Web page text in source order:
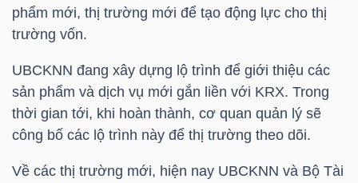
phẩm mới, thị trường mới để tạo động lực cho thị
trường vốn.
UBCKNN đang xây dựng lộ trình để giới thiệu các
sản phẩm và dịch vụ mới gắn liền với KRX. Trong
thời gian tới, khi hoàn thành, cơ quan quản lý sẽ
công bố các lộ trình này để thị trường theo dõi.
Về các thị trường mới, hiện nay UBCKNN và Bộ Tài
TÀI
CHÍNH